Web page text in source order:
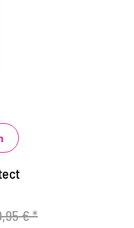
humedad y la
lisas y serraje,
del material
€ *